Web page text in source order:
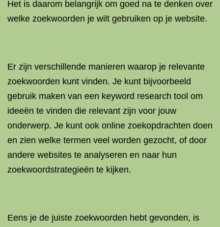
Het is daarom belangrijk om goed na te denken over
welke zoekwoorden je wilt gebruiken op je website.
Er zijn verschillende manieren waarop je relevante
zoekwoorden kunt vinden. Je kunt bijvoorbeeld
gebruik maken van een keyword research tool om
ideeën te vinden die relevant zijn voor jouw
onderwerp. Je kunt ook online zoekopdrachten doen
en zien welke termen veel worden gezocht, of door
andere websites te analyseren en naar hun
zoekwoordstrategieën te kijken.
Eens je de juiste zoekwoorden hebt gevonden, is